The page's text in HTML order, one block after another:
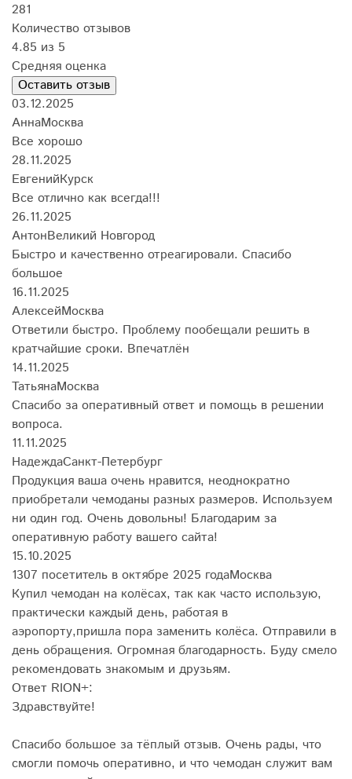
281
Количество отзывов
4.85 из 5
Средняя оценка
Оставить отзыв
03.12.2025
АннаМосква
Все хорошо
28.11.2025
ЕвгенийКурск
Все отлично как всегда!!!
26.11.2025
АнтонВеликий Новгород
Быстро и качественно отреагировали. Спасибо
большое
16.11.2025
АлексейМосква
Ответили быстро. Проблему пообещали решить в
кратчайшие сроки. Впечатлён
14.11.2025
ТатьянаМосква
Спасибо за оперативный ответ и помощь в решении
вопроса.
11.11.2025
НадеждаСанкт-Петербург
Продукция ваша очень нравится, неоднократно
приобретали чемоданы разных размеров. Используем
ни один год. Очень довольны! Благодарим за
оперативную работу вашего сайта!
15.10.2025
1307 посетитель в октябре 2025 годаМосква
Купил чемодан на колёсах, так как часто использую,
практически каждый день, работая в
аэропорту,пришла пора заменить колёса. Отправили в
день обращения. Огромная благодарность. Буду смело
рекомендовать знакомым и друзьям.
Ответ RION+:
Здравствуйте!
Спасибо большое за тёплый отзыв. Очень рады, что
смогли помочь оперативно, и что чемодан служит вам